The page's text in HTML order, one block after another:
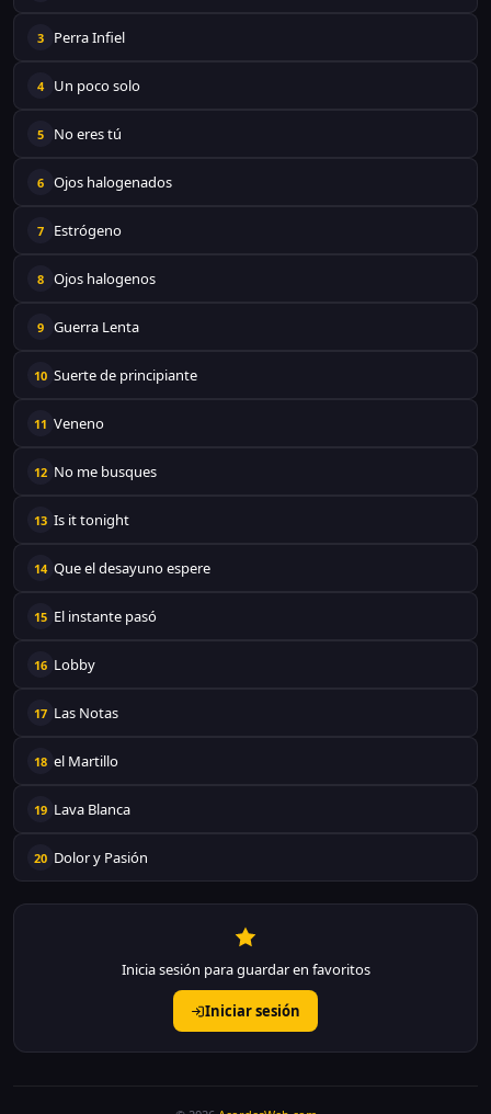
3 Perra Infiel
4 Un poco solo
5 No eres tú
6 Ojos halogenados
7 Estrógeno
8 Ojos halogenos
9 Guerra Lenta
10 Suerte de principiante
11 Veneno
12 No me busques
13 Is it tonight
14 Que el desayuno espere
15 El instante pasó
16 Lobby
17 Las Notas
18 el Martillo
19 Lava Blanca
20 Dolor y Pasión
Inicia sesión para guardar en favoritos
Iniciar sesión